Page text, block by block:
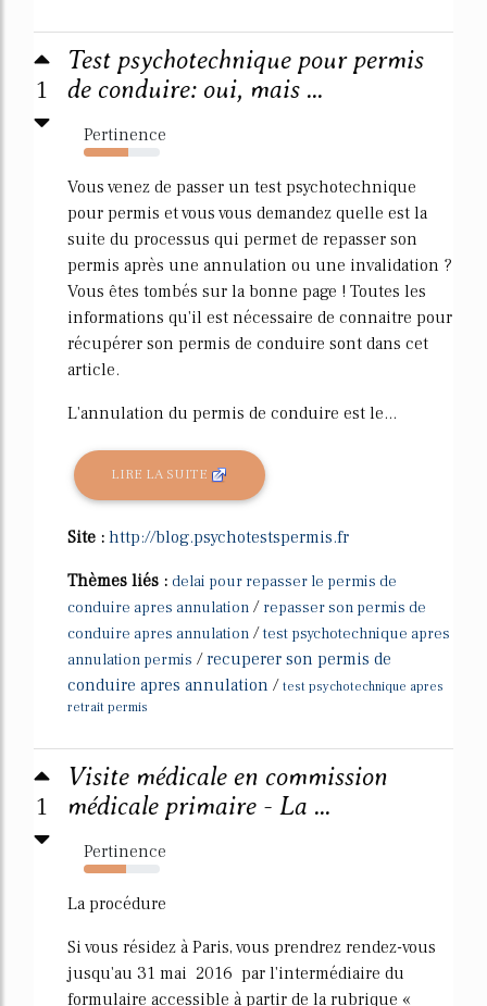
1
Test psychotechnique pour permis
de conduire: oui, mais ...
Pertinence
58%
Vous venez de passer un test psychotechnique
pour permis et vous vous demandez quelle est la
suite du processus qui permet de repasser son
permis après une annulation ou une invalidation ?
Vous êtes tombés sur la bonne page ! Toutes les
informations qu'il est nécessaire de connaitre pour
récupérer son permis de conduire sont dans cet
article.
L'annulation du permis de conduire est le...
LIRE LA SUITE
Site : http://blog.psychotestspermis.fr
Thèmes liés : delai pour repasser le permis de
conduire apres annulation / repasser son permis de
conduire apres annulation /test psychotechnique apres
annulation permis /recuperer son permis de
conduire apres annulation / test psychotechnique apres
retrait permis
1
Visite médicale en commission
médicale primaire - La ...
Pertinence
56%
La procédure
Si vous résidez à Paris, vous prendrez rendez-vous
jusqu'au 31 mai 2016 par l'intermédiaire du
formulaire accessible à partir de la rubrique «